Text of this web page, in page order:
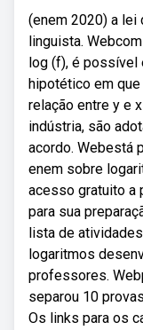
(enem 2020) a lei
linguista.
log (f), é possível
hipotético em
relação entre y e
indústria, são
acordo. Webestá
enem sobre
acesso gratuito a
para sua
lista de
logaritmos
professores.
separou 10
Os links para os